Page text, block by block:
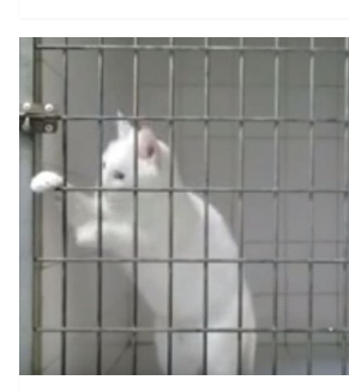
całej siły kopać, a to wszystko
Wybuch agresji ze strony
Internautów na całym świecie.
zwierzęcia to ogromna
powodu ludzie powinni dwa razy
zanim w ogóle zaczną planować
przygarnięcie. Jeśli zabraknie
się, tylko będą mnożyć się
Ten okrutny właściciel
zwierzęciu swoją agresję, kiedy
rachunek z lecznicy
wyższy, niż się spodziewał.